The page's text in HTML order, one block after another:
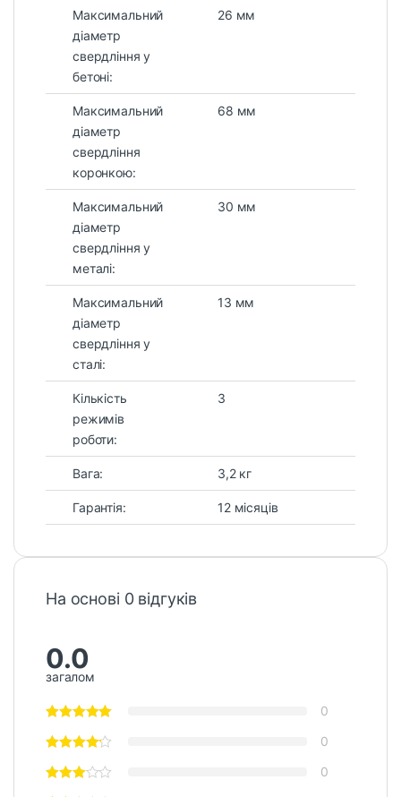
Максимальний
діаметр
свердління у
бетоні:
26 мм
Максимальний
діаметр
свердління
коронкою:
68 мм
Максимальний
діаметр
свердління у
металі:
30 мм
Максимальний
діаметр
свердління у
сталі:
13 мм
Кількість
режимів
роботи:
3
Вага: 3,2 кг
Гарантія: 12 місяців
На основі 0 відгуків
0.0
загалом
0
0
0